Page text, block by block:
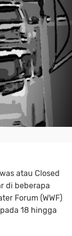
atau Closed
di beberapa
Forum (WWF)
18 hingga